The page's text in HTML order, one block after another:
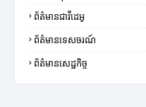
ព័ត៌មានជាវីដេអូ
ព័ត៌មានទេសចរណ៍
ព័ត៌មានសេដ្ឋកិច្ច